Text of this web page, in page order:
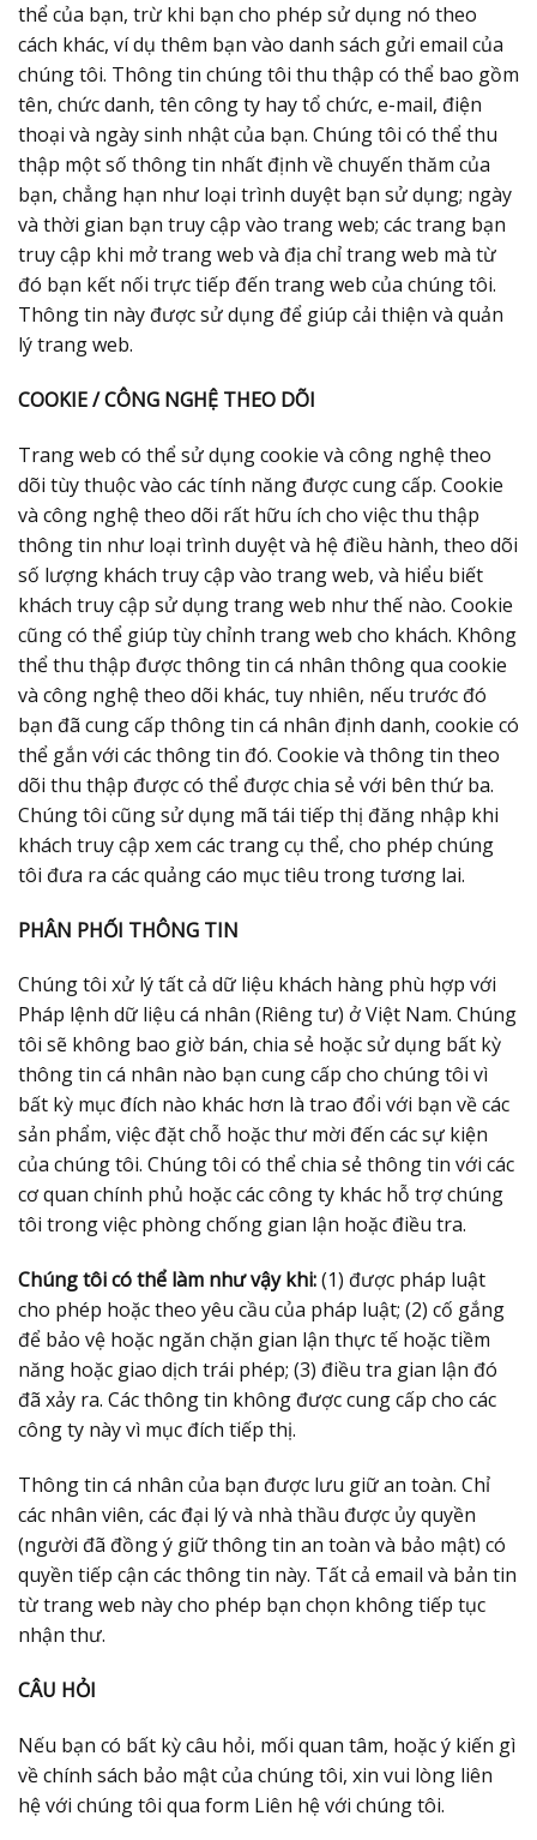
thể của bạn, trừ khi bạn cho phép sử dụng nó theo
cách khác, ví dụ thêm bạn vào danh sách gửi email của
chúng tôi. Thông tin chúng tôi thu thập có thể bao gồm
tên, chức danh, tên công ty hay tổ chức, e-mail, điện
thoại và ngày sinh nhật của bạn. Chúng tôi có thể thu
thập một số thông tin nhất định về chuyến thăm của
bạn, chẳng hạn như loại trình duyệt bạn sử dụng; ngày
và thời gian bạn truy cập vào trang web; các trang bạn
truy cập khi mở trang web và địa chỉ trang web mà từ
đó bạn kết nối trực tiếp đến trang web của chúng tôi.
Thông tin này được sử dụng để giúp cải thiện và quản
lý trang web.
COOKIE / CÔNG NGHỆ THEO DÕI
Trang web có thể sử dụng cookie và công nghệ theo
dõi tùy thuộc vào các tính năng được cung cấp. Cookie
và công nghệ theo dõi rất hữu ích cho việc thu thập
thông tin như loại trình duyệt và hệ điều hành, theo dõi
số lượng khách truy cập vào trang web, và hiểu biết
khách truy cập sử dụng trang web như thế nào. Cookie
cũng có thể giúp tùy chỉnh trang web cho khách. Không
thể thu thập được thông tin cá nhân thông qua cookie
và công nghệ theo dõi khác, tuy nhiên, nếu trước đó
bạn đã cung cấp thông tin cá nhân định danh, cookie có
thể gắn với các thông tin đó. Cookie và thông tin theo
dõi thu thập được có thể được chia sẻ với bên thứ ba.
Chúng tôi cũng sử dụng mã tái tiếp thị đăng nhập khi
khách truy cập xem các trang cụ thể, cho phép chúng
tôi đưa ra các quảng cáo mục tiêu trong tương lai.
PHÂN PHỐI THÔNG TIN
Chúng tôi xử lý tất cả dữ liệu khách hàng phù hợp với
Pháp lệnh dữ liệu cá nhân (Riêng tư) ở Việt Nam. Chúng
tôi sẽ không bao giờ bán, chia sẻ hoặc sử dụng bất kỳ
thông tin cá nhân nào bạn cung cấp cho chúng tôi vì
bất kỳ mục đích nào khác hơn là trao đổi với bạn về các
sản phẩm, việc đặt chỗ hoặc thư mời đến các sự kiện
của chúng tôi. Chúng tôi có thể chia sẻ thông tin với các
cơ quan chính phủ hoặc các công ty khác hỗ trợ chúng
tôi trong việc phòng chống gian lận hoặc điều tra.
Chúng tôi có thể làm như vậy khi:(1) được pháp luật
cho phép hoặc theo yêu cầu của pháp luật; (2) cố gắng
để bảo vệ hoặc ngăn chặn gian lận thực tế hoặc tiềm
năng hoặc giao dịch trái phép; (3) điều tra gian lận đó
đã xảy ra. Các thông tin không được cung cấp cho các
công ty này vì mục đích tiếp thị.
Thông tin cá nhân của bạn được lưu giữ an toàn. Chỉ
các nhân viên, các đại lý và nhà thầu được ủy quyền
(người đã đồng ý giữ thông tin an toàn và bảo mật) có
quyền tiếp cận các thông tin này. Tất cả email và bản tin
từ trang web này cho phép bạn chọn không tiếp tục
nhận thư.
CÂU HỎI
Nếu bạn có bất kỳ câu hỏi, mối quan tâm, hoặc ý kiến gì
về chính sách bảo mật của chúng tôi, xin vui lòng liên
hệ với chúng tôi qua form Liên hệ với chúng tôi.